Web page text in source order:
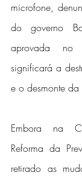
microfone,
do governo
aprovada no
significará a
e o desmonte
Embora na
Reforma da
retirado as